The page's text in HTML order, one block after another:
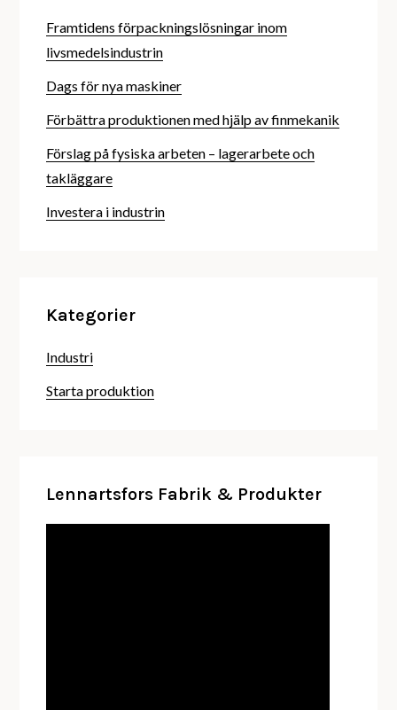
Framtidens förpackningslösningar inom
livsmedelsindustrin
Dags för nya maskiner
Förbättra produktionen med hjälp av finmekanik
Förslag på fysiska arbeten – lagerarbete och
takläggare
Investera i industrin
Kategorier
Industri
Starta produktion
Lennartsfors Fabrik & Produkter